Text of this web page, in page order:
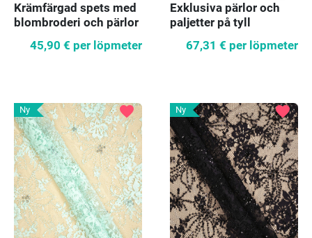
Krämfärgad spets med
blombroderi och pärlor
45,90 € per löpmeter
Exklusiva pärlor och
paljetter på tyll
67,31 € per löpmeter
Ny favorite Ny favorite